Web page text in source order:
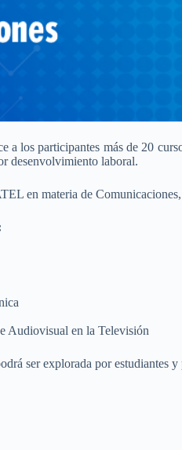
a los participantes más de 20
desenvolvimiento laboral.
en materia de
Audiovisual en la Televisión
ser explorada por estudiantes